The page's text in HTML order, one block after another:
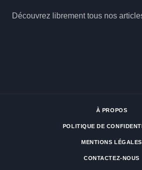
Découvrez librement tous nos
À PROPOS
POLITIQUE DE
MENTIONS LÉGALES
CONTACTEZ-NOUS